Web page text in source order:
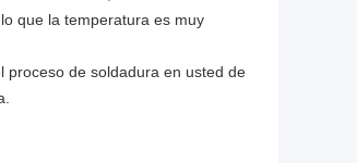
que la temperatura es muy
proceso de soldadura en usted de